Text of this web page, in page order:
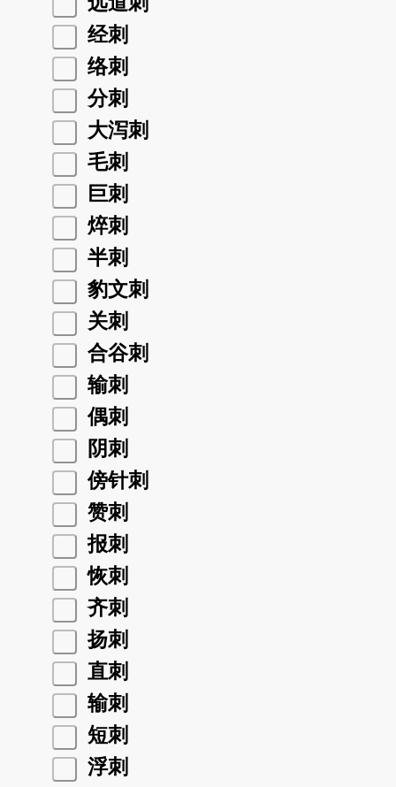
经刺
络刺
分刺
大泻刺
毛刺
巨刺
焠刺
半刺
豹文刺
关刺
合谷刺
输刺
偶刺
阴刺
傍针刺
赞刺
报刺
恢刺
齐刺
扬刺
直刺
输刺
短刺
浮刺